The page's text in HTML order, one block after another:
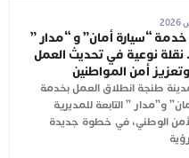
خدمة “سيارة أمان” و “مدار ”
نقلة نوعية في تحديث العمل
أمن المواطنين
طنجة انطلاق العمل بخدمة
و”مدار ” التابعة للمديرية
الوطني، في خطوة جديدة